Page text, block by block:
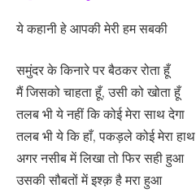
ये कहानी हे आपकी मेरी हम सबकी
समुंदर के किनारे पर बैठकर रोता हूँ
मैं जिसको चाहता हूँ, उसी को खोता हूँ
तलब भी ये नहीं कि कोई मेरा साथ देगा
तलब भी ये कि हाँ, पकड़ले कोई मेरा हाथ
अगर नसीब में लिखा तो फिर सही हुआ
उसकी सौबतों में इश्क़ है मरा हुआ